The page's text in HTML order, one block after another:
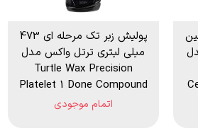
پولیش زبر تک مرحله ای 473
میلی لیتری ترتل واکس مدل
Turtle Wax Precision
Platelet 1 Done Compound
اتمام موجودی